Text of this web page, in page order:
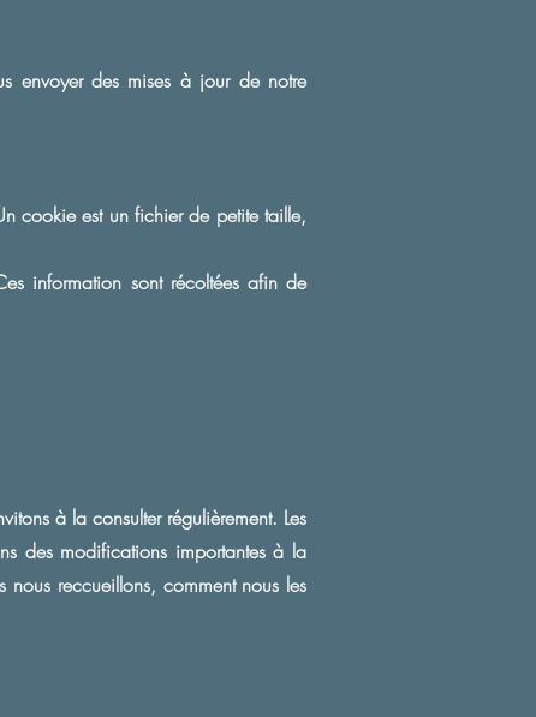
envoyer des mises à jour de notre
cookie est un fichier de petite taille,
information sont récoltées afin de
à la consulter régulièrement. Les
des modifications importantes à la
reccueillons, comment nous les